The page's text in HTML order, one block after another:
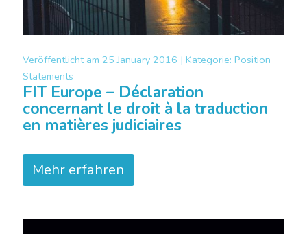
Veröffentlicht am 25 January 2016 | Kategorie: Position
Statements
FIT Europe – Déclaration
concernant le droit à la traduction
en matières judiciaires
Mehr erfahren